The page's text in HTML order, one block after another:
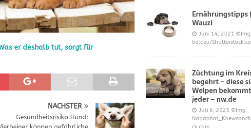
frönt dem Hoopers-Sport – Badische Neueste Nachrichten SPORT
Kate und Prinz William müssen sich für ihre Welpen verantworten – OP-
Hunde – Knochen oder Eierschalen? DIES UND DAS
er deshalb tut, sorgt für
NÄCHSTER
Gesundheitsrisiko Hund:
Ernährungstipps
Wauzi
Juni 14, 2021 ©Img.
belozu/
Züchtung im
begehrt – diese
Welpen
jeder – nw.de
Juli 6, 2025 ©Img.